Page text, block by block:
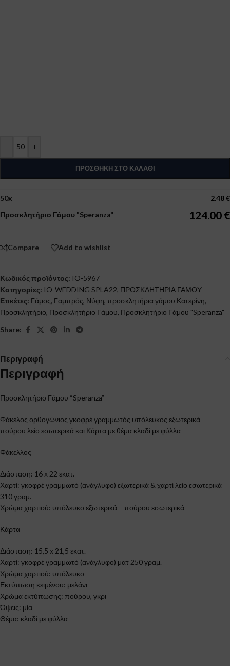
- +
ΠΡΟΣΘΉΚΗ ΣΤΟ ΚΑΛΆΘΙ
50x 2.48€
Προσκλητήριο Γάμου "Speranza"
124.00 €
Compare Add to wishlist
Κωδικός προϊόντος: IO-5967
Κατηγορίες: IO-WEDDING SPLA22, ΠΡΟΣΚΛΗΤΗΡΙΑ ΓΑΜΟΥ
Ετικέτες: Γάμος, Γαμπρός, Νύφη, προσκλητήρια γάμου Κατερίνη,
Προσκλητήριο, Προσκλητήριο Γάμου, Προσκλητήριο Γάμου "Speranza"
Share:
Περιγραφή
Περιγραφή
Προσκλητήριο Γάμου “Speranza”
Φάκελος ορθογώνιος γκοφρέ γραμμωτός υπόλευκος εξωτερικά –
πούρου λείο εσωτερικά και Κάρτα με θέμα κλαδί με φύλλα
Φάκελλος
Διάσταση: 16 x 22 εκατ.
Χαρτί: γκοφρέ γραμμωτό (ανάγλυφο) εξωτερικά & χαρτί λείο εσωτερικά
310 γραμ.
Χρώμα χαρτιού: υπόλευκο εξωτερικά – πούρου εσωτερικά
Κάρτα
Διάσταση: 15,5 x 21,5 εκατ.
Χαρτί: γκοφρέ γραμμωτό (ανάγλυφο) ματ 250 γραμ.
Χρώμα χαρτιού: υπόλευκο
Εκτύπωση κειμένου: μελάνι
Χρώμα εκτύπωσης: πούρου, γκρι
Όψεις: μία
Θέμα: κλαδί με φύλλα